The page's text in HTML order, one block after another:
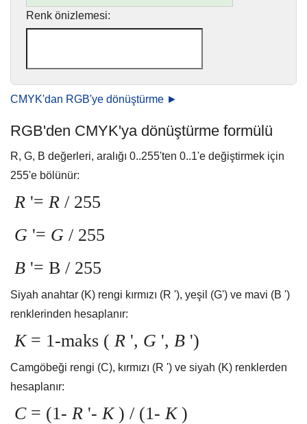
Renk önizlemesi:
CMYK'dan RGB'ye dönüştürme ►
RGB'den CMYK'ya dönüştürme formülü
R, G, B değerleri, aralığı 0..255'ten 0..1'e değiştirmek için
255'e bölünür:
R '= R / 255
G '= G / 255
B '= B / 255
Siyah anahtar (K) rengi kırmızı (R '), yeşil (G') ve mavi (B ')
renklerinden hesaplanır:
K= 1-maks ( R ', G ', B ')
Camgöbeği rengi (C), kırmızı (R ') ve siyah (K) renklerden
hesaplanır:
C= (1- R '-K) / (1-K)